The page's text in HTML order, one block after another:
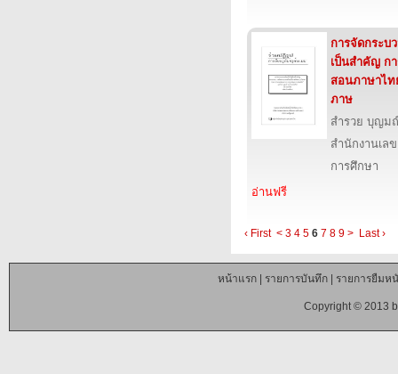
การจัดกระบ
เป็นสำคัญ ก
สอนภาษาไท
ภาษ
สำรวย บุญม
สำนักงานเล
การศึกษา
อ่านฟรี
‹ First < 3 4 5 6 7 8 9 > Last ›
หน้าแรก| รายการบันทึก| รายการยืมห
Copyright © 2013